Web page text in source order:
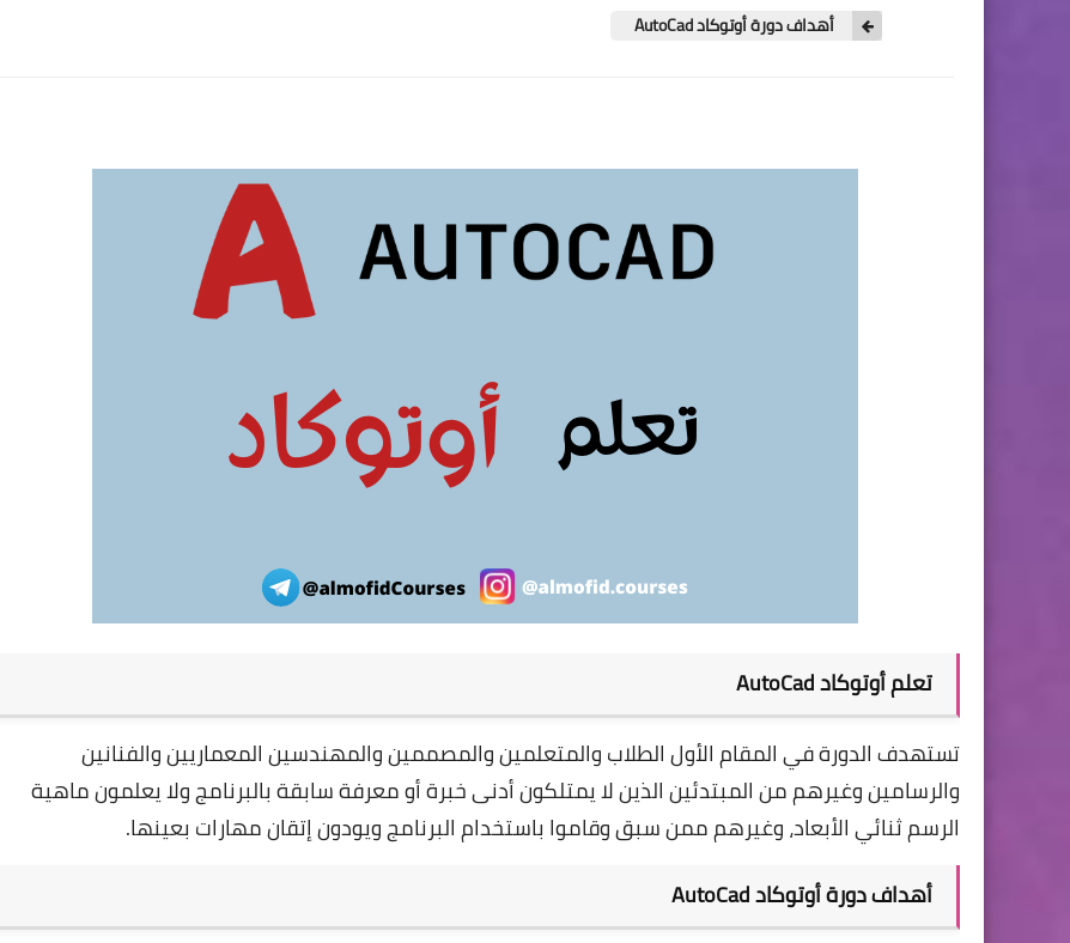
أهداف دورة أوتوكاد AutoCad
تعلم أوتوكاد AutoCad
تستهدف الدورة في المقام الأول الطلاب والمتعلمين والمصممين والمهندسين المعماريين والفنانين
والرسامين وغيرهم من المبتدئين الذين لا يمتلكون أدنى خبرة أو معرفة سابقة بالبرنامج ولا يعلمون ماهية
الرسم ثنائي الأبعاد، وغيرهم ممن سبق وقاموا باستخدام البرنامج ويودون إتقان مهارات بعينها.
أهداف دورة أوتوكاد AutoCad